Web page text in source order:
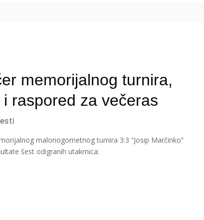
memorijalnog turnira,
raspored za večeras
malonogometnog turnira 3:3 “Josip Marčinko”
šest odigranih utakmica: